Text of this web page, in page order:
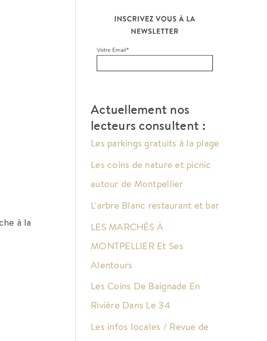
à la
Actuellement nos
lecteurs consultent :
Les parkings gratuits à la plage
Les coins de nature et picnic
autour de Montpellier
L'arbre Blanc restaurant et bar
LES MARCHÉS À
MONTPELLIER Et Ses
Alentours
Les Coins De Baignade En
Rivière Dans Le 34
Les infos locales / Revue de